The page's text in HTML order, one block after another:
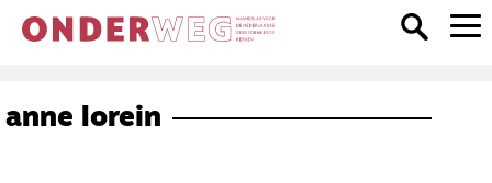
anne lorein